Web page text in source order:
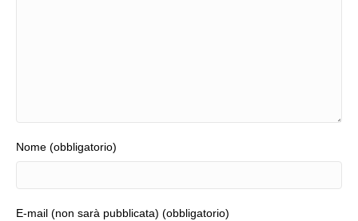
Nome (obbligatorio)
E-mail (non sarà pubblicata) (obbligatorio)